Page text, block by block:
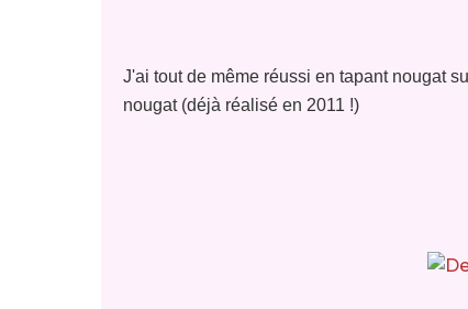
J'ai tout de même réussi en tapant nougat
nougat (déjà réalisé en 2011 !)